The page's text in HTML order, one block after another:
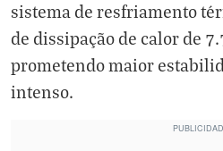
sistema de resfriamento
de dissipação de calor de
prometendo maior
intenso.